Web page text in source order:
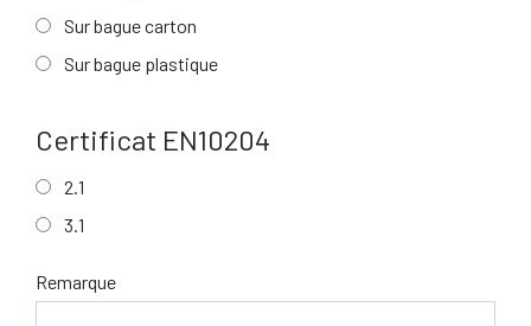
Sur bague carton
Sur bague plastique
Certificat EN10204
2.1
3.1
Remarque